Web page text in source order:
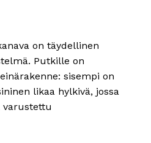
on täydellinen
Putkille on
sisempi on
likaa hylkivä, jossa
varustettu